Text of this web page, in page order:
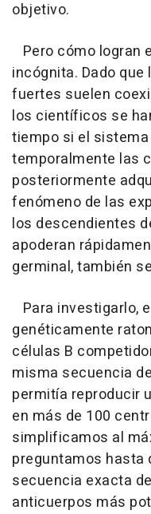
objetivo.
Pero cómo logran
incógnita. Dado
fuertes suelen
los científicos se
tiempo si el
temporalmente las
posteriormente
fenómeno de las
los descendientes
apoderan
germinal, también
Para investigarlo,
genéticamente
células B
misma secuencia
permitía reproducir
en más de 100
simplificamos al
preguntamos hasta
secuencia exacta
anticuerpos más